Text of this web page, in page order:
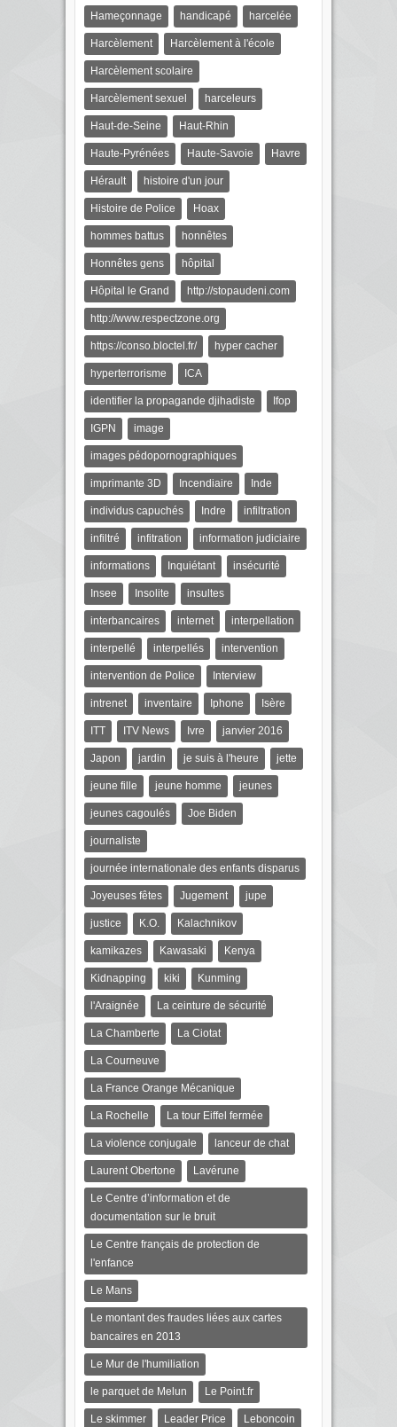
Hameçonnage handicapé harcelée
Harcèlement Harcèlement à l'école
Harcèlement scolaire
Harcèlement sexuel harceleurs
Haut-de-Seine Haut-Rhin
Haute-Pyrénées Haute-Savoie Havre
Hérault histoire d'un jour
Histoire de Police Hoax
hommes battus honnêtes
Honnêtes gens hôpital
Hôpital le Grand http://stopaudeni.com
http://www.respectzone.org
https://conso.bloctel.fr/ hyper cacher
hyperterrorisme ICA
identifier la propagande djihadiste Ifop
IGPN image
images pédopornographiques
imprimante 3D Incendiaire Inde
individus capuchés Indre infiltration
infiltré infitration information judiciaire
informations Inquiétant insécurité
Insee Insolite insultes
interbancaires internet interpellation
interpellé interpellés intervention
intervention de Police Interview
intrenet inventaire Iphone Isère
ITT ITV News Ivre janvier 2016
Japon jardin je suis à l'heure jette
jeune fille jeune homme jeunes
jeunes cagoulés Joe Biden
journaliste
journée internationale des enfants disparus
Joyeuses fêtes Jugement jupe
justice K.O. Kalachnikov
kamikazes Kawasaki Kenya
Kidnapping kiki Kunming
l'Araignée La ceinture de sécurité
La Chamberte La Ciotat
La Courneuve
La France Orange Mécanique
La Rochelle La tour Eiffel fermée
La violence conjugale lanceur de chat
Laurent Obertone Lavérune
Le Centre d’information et de
documentation sur le bruit
Le Centre français de protection de
l'enfance
Le Mans
Le montant des fraudes liées aux cartes
bancaires en 2013
Le Mur de l'humiliation
le parquet de Melun Le Point.fr
Le skimmer Leader Price Leboncoin